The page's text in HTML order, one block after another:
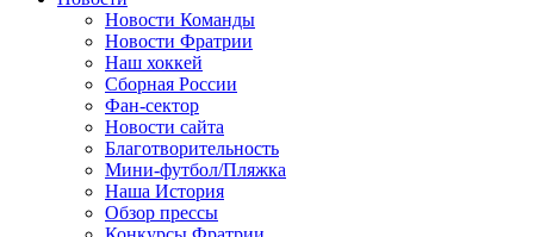
Новости Команды
Новости Фратрии
Наш хоккей
Сборная России
Фан-cектор
Новости сайта
Благотворительность
Мини-футбол/Пляжка
Наша История
Обзор прессы